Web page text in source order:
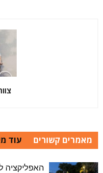
מאמרים קשורים עוד
האפליקציה